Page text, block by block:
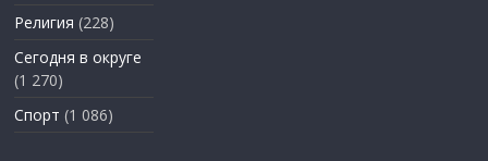
Религия (228)
Сегодня в округе
(1 270)
Спорт (1 086)